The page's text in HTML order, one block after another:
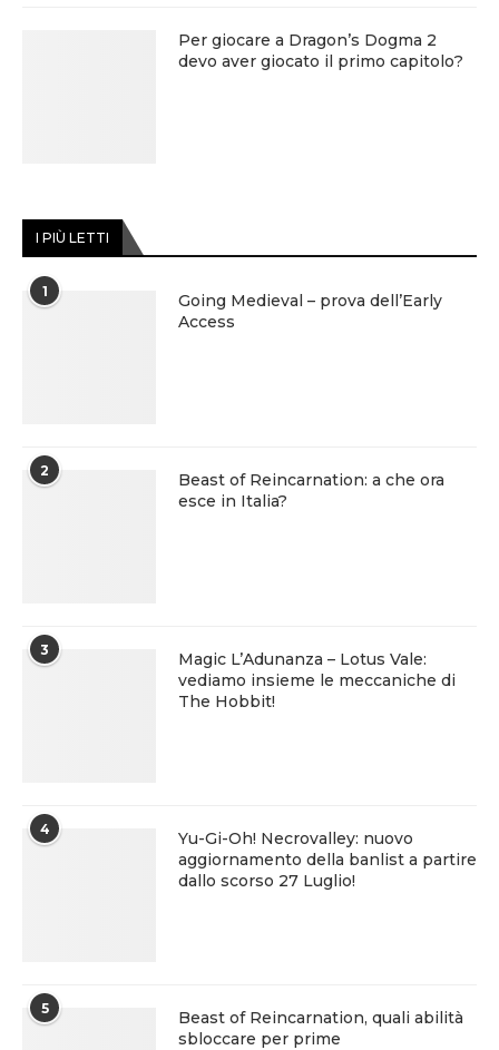
Per giocare a Dragon’s Dogma 2
devo aver giocato il primo capitolo?
I PIÙ LETTI
1
Going Medieval – prova dell’Early
Access
2
Beast of Reincarnation: a che ora
esce in Italia?
3
Magic L’Adunanza – Lotus Vale:
vediamo insieme le meccaniche di
The Hobbit!
4
Yu-Gi-Oh! Necrovalley: nuovo
aggiornamento della banlist a partire
dallo scorso 27 Luglio!
5
Beast of Reincarnation, quali abilità
sbloccare per prime